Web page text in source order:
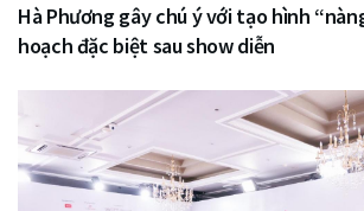
Hà Phương gây chú ý với tạo hình
hoạch đặc biệt sau show diễn